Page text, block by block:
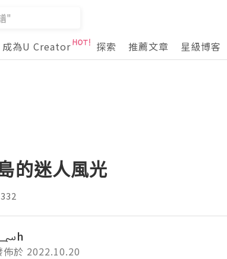
成為U Creator 探索 推薦文章 星級博客
的迷人風光
؄h
佈於 2022.10.20